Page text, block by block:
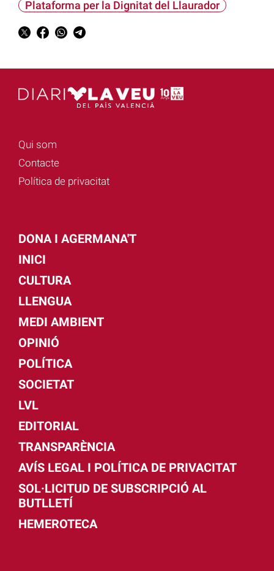
Plataforma per la Dignitat del Llaurador
Qui som
Contacte
Política de privacitat
DONA I AGERMANA'T
INICI
CULTURA
LLENGUA
MEDI AMBIENT
OPINIÓ
POLÍTICA
SOCIETAT
LVL
EDITORIAL
TRANSPARÈNCIA
AVÍS LEGAL I POLÍTICA DE PRIVACITAT
SOL·LICITUD DE SUBSCRIPCIÓ AL
BUTLLETÍ
HEMEROTECA